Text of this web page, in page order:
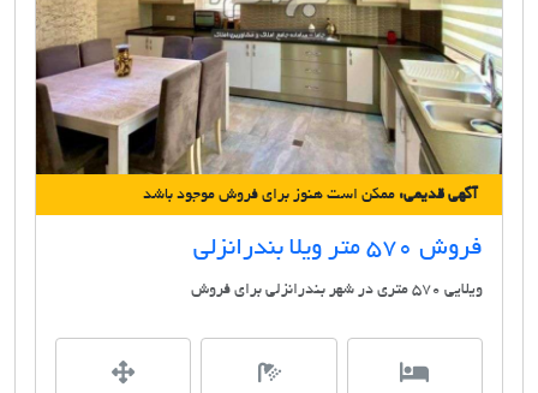
آگهی قدیمی: ممکن است هنوز برای فروش موجود باشد
فروش 570 متر ویلا بندرانزلی
ویلایی 570 متری در شهر بندرانزلی برای فروش